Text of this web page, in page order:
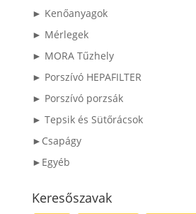
► Kenőanyagok
► Mérlegek
► MORA Tűzhely
► Porszívó HEPAFILTER
► Porszívó porzsák
► Tepsik és Sütőrácsok
►Csapágy
►Egyéb
Keresőszavak